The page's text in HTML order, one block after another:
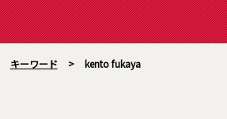
キーワード > kento fukaya